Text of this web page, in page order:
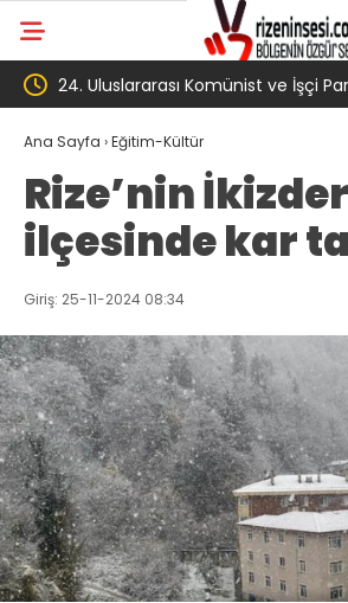
‘Çerçeve yasa’ kanun teklifi
Komisyonu’ndan geçti
Ana Sayfa ›Eğitim-Kültür
Rize’nin
ilçesinde kar
Giriş: 25-11-2024 08:34